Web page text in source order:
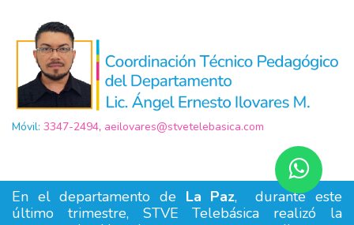
Móvil: 3347-2494, aeilovares@stvetelebasica.com
En el departamento de La Paz, durante este
último trimestre, STVE Telebásica realizó la